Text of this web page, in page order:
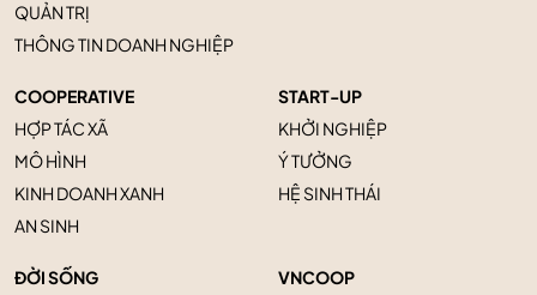
QUẢN TRỊ
THÔNG TIN DOANH NGHIỆP
COOPERATIVE
HỢP TÁC XÃ
MÔ HÌNH
KINH DOANH XANH
AN SINH
START-UP
KHỞI NGHIỆP
Ý TƯỞNG
HỆ SINH THÁI
ĐỜI SỐNG
VNCOOP